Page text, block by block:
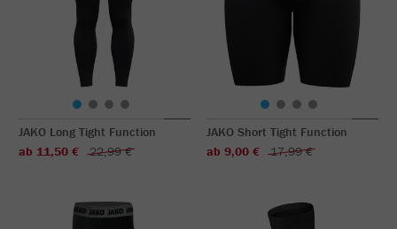
JAKO Long Tight Function
ab 11,50 €
22,99 €
JAKO Short Tight Function
ab 9,00 €
17,99 €